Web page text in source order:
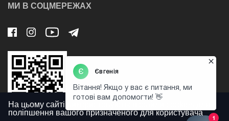
МИ В СОЦМЕРЕЖАХ
На цьому сайті використовуються файли cookies для
поліпшення вашого призначеного для користувача